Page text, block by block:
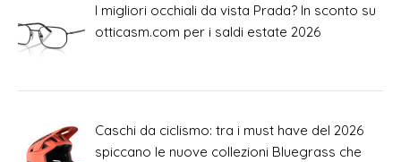
I migliori occhiali da vista Prada? In sconto su
otticasm.com per i saldi estate 2026
Caschi da ciclismo: tra i must have del 2026
spiccano le nuove collezioni Bluegrass che